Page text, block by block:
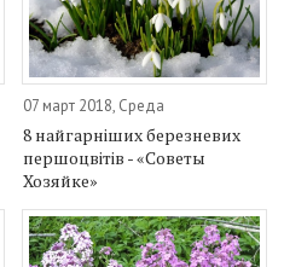
07 март 2018, Среда
8 найгарніших березневих
першоцвітів - «Советы
Хозяйке»